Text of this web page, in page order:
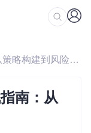
/ 智能交易平台全流程实战指南：从策略构建到风险控制
南：从